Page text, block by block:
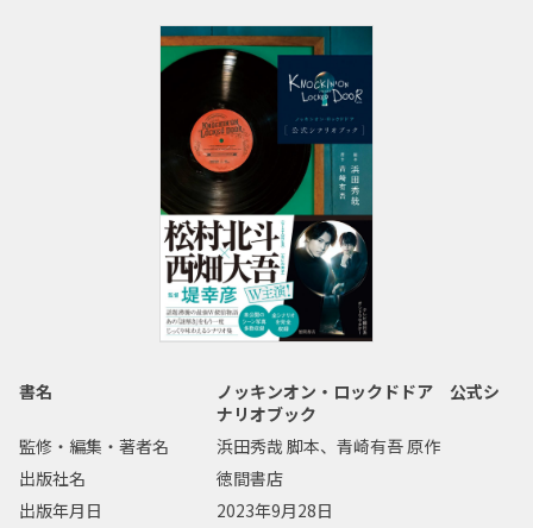
書名
ノッキンオン・ロックドドア 公式シ
ナリオブック
監修・編集・著者名
浜田秀哉 脚本、青崎有吾 原作
出版社名
徳間書店
出版年月日
2023年9月28日